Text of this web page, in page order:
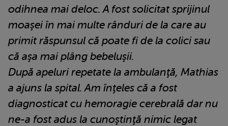
odihnea mai deloc. A fost solicitat sprijinul
moaşei în mai multe rânduri de la care au
primit răspunsul că poate fi de la colici sau
că aşa mai plâng bebeluşii.
După apeluri repetate la ambulanţă, Mathias
a ajuns la spital. Am înţeles că a fost
diagnosticat cu hemoragie cerebrală dar nu
ne-a fost adus la cunoştinţă nimic legat